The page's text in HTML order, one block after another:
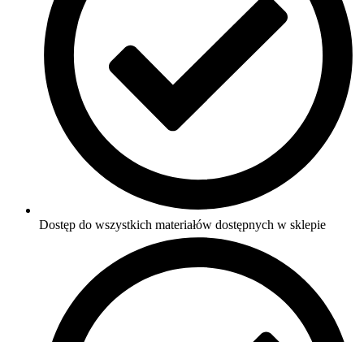
Dostęp do wszystkich materiałów dostępnych w sklepie